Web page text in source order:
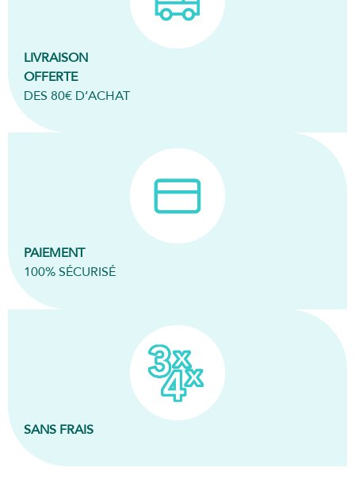
LIVRAISON
OFFERTE
DES 80€ D’ACHAT
PAIEMENT
100% SÉCURISÉ
SANS FRAIS